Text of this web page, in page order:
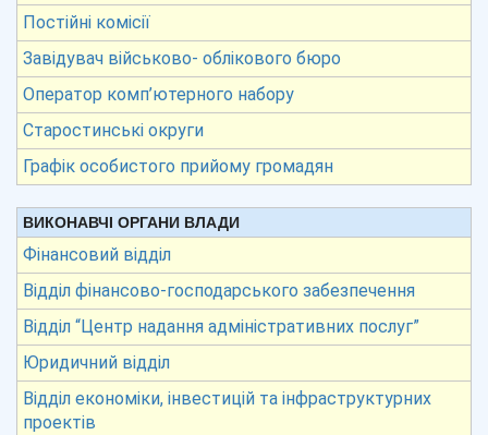
Постійні комісії
Завідувач військово- облікового бюро
Оператор комп’ютерного набору
Старостинські округи
Графік особистого прийому громадян
ВИКОНАВЧІ ОРГАНИ ВЛАДИ
Фінансовий відділ
Відділ фінансово-господарського забезпечення
Відділ “Центр надання адміністративних послуг”
Юридичний відділ
Відділ економіки, інвестицій та інфраструктурних
проектів